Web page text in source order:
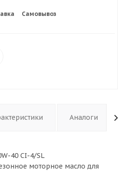
Самовывоз
Аналоги
40 CI-4/SL
моторное масло для